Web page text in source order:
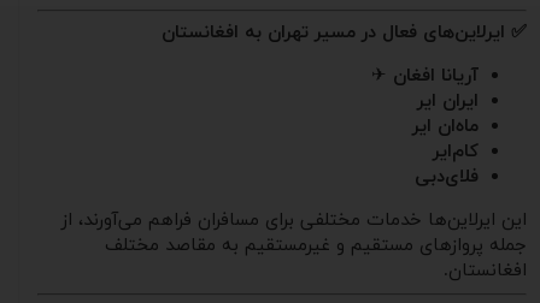
✅ ایرلاین‌های فعال در مسیر تهران به افغانستان
آریانا افغان ✈
ایران ایر
ماه‌ان ایر
کام‌ایر
فلای‌دبی
این ایرلاین‌ها خدمات مختلفی برای مسافران فراهم می‌آورند، از
جمله پروازهای مستقیم و غیرمستقیم به مقاصد مختلف
افغانستان.